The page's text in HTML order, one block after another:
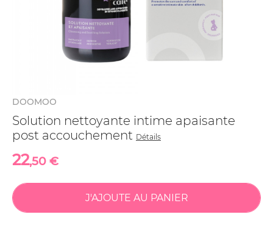
DOOMOO
Solution nettoyante intime apaisante
post accouchement Détails
22,50 €